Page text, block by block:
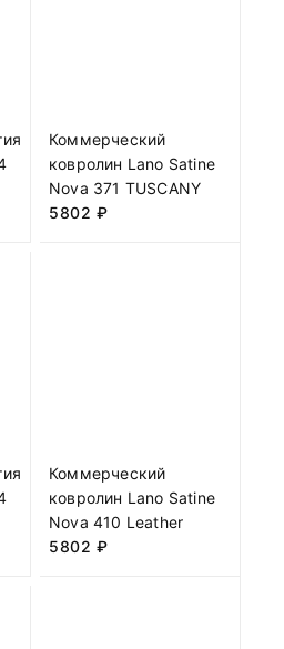
Коммерческий
ковролин Lano Satine
Nova 371 TUSCANY
5802 ₽
Коммерческий
ковролин Lano Satine
Nova 410 Leather
5802 ₽